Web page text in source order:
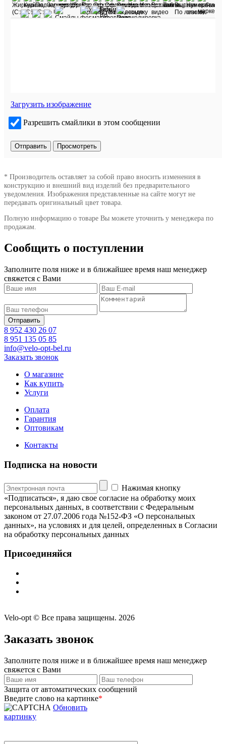
Загрузить изображение
Разрешить смайлики в этом сообщении
* Производитель оставляет за собой право вносить изменения в
конструкцию и внешний вид изделий без предварительного
уведомления. Изображения представленные на сайте могут не
передавать оригинальный цвет товара.
Полную информацию о товаре Вы можете уточнить у менеджера по
продажам.
Сообщить о поступлении
Заполните поля ниже и в ближайшее время наш менеджер
свяжется с Вами
8 952 430 26 07
8 951 135 05 85
info@velo-opt-bel.ru
Заказать звонок
О магазине
Как купить
Услуги
Оплата
Гарантия
Оптовикам
Контакты
Подписка на новости
Нажимая кнопку
«Подписаться», я даю свое согласие на обработку моих
персональных данных, в соответствии с Федеральным
законом от 27.07.2006 года №152-ФЗ «О персональных
данных», на условиях и для целей, определенных в Согласии
на обработку персональных данных
Присоединяйся
Velo-opt © Все права защищены. 2026
Заказать звонок
Заполните поля ниже и в ближайшее время наш менеджер
свяжется с Вами
Защита от автоматических сообщений
Введите слово на картинке*
Обновить
картинку